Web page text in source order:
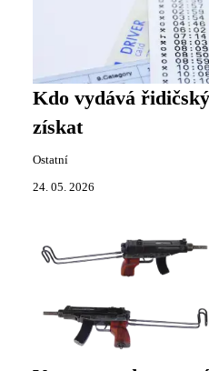
Kdo vydává
získat
Ostatní
24. 05. 2026